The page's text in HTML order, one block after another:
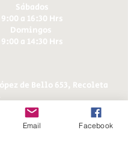
Sábados
9:00 a 16:30 Hrs
Domingos
9:00 a 14:30 Hrs
de Bello 653, Recoleta
Email Facebook